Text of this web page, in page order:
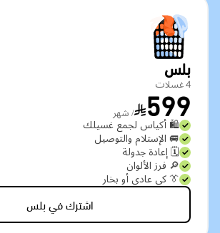
بلس
4 غسلات
599 / شهر
🛍️ أكياس لجمع غسيلك
🚐 الإستلام والتوصيل
🗓️ إعادة جدولة
🔎 فرز الألوان
👔 كي عادي أو بخار
اشترك في بلس